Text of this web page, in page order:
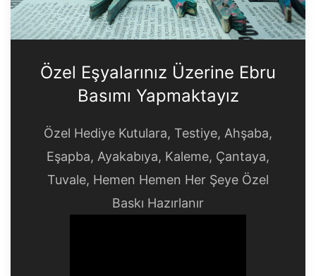
Özel Eşyalarınız Üzerine Ebru
Basımı Yapmaktayız
Özel Hediye Kutulara, Testiye, Ahşaba,
Eşapba, Ayakabıya, Kaleme, Çantaya,
Tuvale, Hemen Hemen Her Şeye Özel
Baskı Hazırlanır